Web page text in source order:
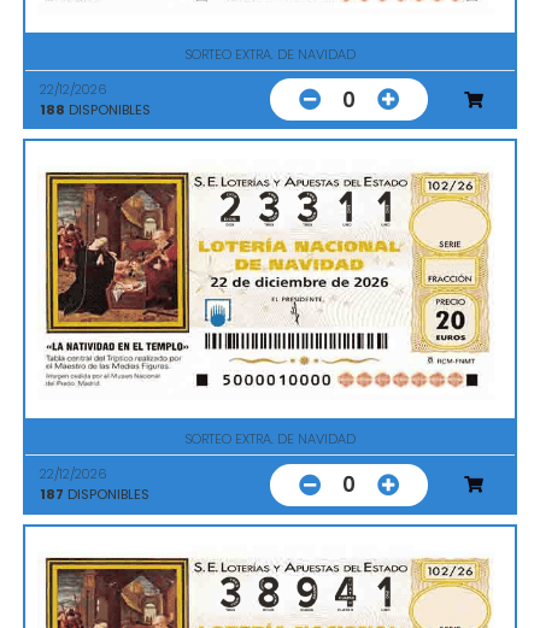
SORTEO EXTRA. DE NAVIDAD
22/12/2026
188 DISPONIBLES 0
SORTEO EXTRA. DE NAVIDAD
22/12/2026
187 DISPONIBLES 0